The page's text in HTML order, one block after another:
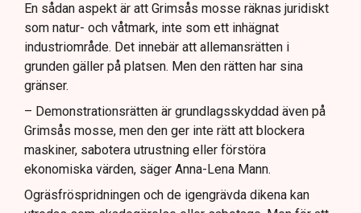
En sådan aspekt är att Grimsås mosse räknas juridiskt
som natur- och våtmark, inte som ett inhägnat
industriområde. Det innebär att allemansrätten i
grunden gäller på platsen. Men den rätten har sina
gränser.
– Demonstrationsrätten är grundlagsskyddad även på
Grimsås mosse, men den ger inte rätt att blockera
maskiner, sabotera utrustning eller förstöra
ekonomiska värden, säger Anna-Lena Mann.
Ogräsfröspridningen och de igengrävda dikena kan